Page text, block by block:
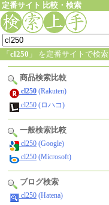
定番サイト 比較・検索
「 cl250 」 を定番サイトで検索
商品検索比較
cl250 (Rakuten)
cl250 (ロハコ)
一般検索比較
cl250 (Google)
cl250 (Microsoft)
ブログ検索
cl250 (Hatena)